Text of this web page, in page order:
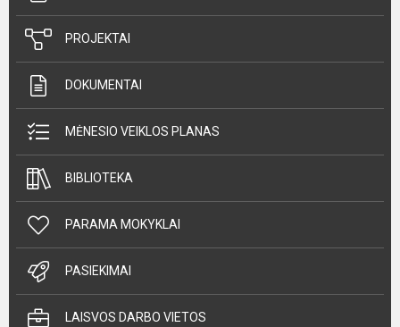
PROJEKTAI
DOKUMENTAI
MĖNESIO VEIKLOS PLANAS
BIBLIOTEKA
PARAMA MOKYKLAI
PASIEKIMAI
LAISVOS DARBO VIETOS